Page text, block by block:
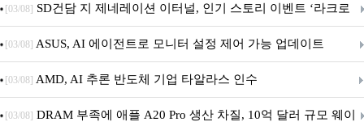
던전 13’ 참가!
[03/08] SD건담 지 제네레이션 이터널, 인기 스토리 이벤트 ‘라크로
아의 용사’ 재개최 및 풍성한 기념 이벤트 실시!
[03/08] ASUS, AI 에이전트로 모니터 설정 제어 가능 업데이트
[03/08] AMD, AI 추론 반도체 기업 타알라스 인수
[03/08] DRAM 부족에 애플 A20 Pro 생산 차질, 10억 달러 규모 웨이